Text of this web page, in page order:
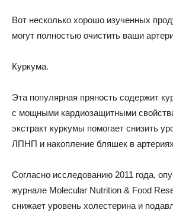
Вот несколько хорошо изученных
могут полностью очистить ваши
Куркума.
Эта популярная пряность содержит
с мощными кардиозащитными
экстракт куркумы помогает снизить
ЛПНП и накопление бляшек в
Согласно исследованию 2011 года,
журнале Molecular Nutrition & Food
снижает уровень холестерина и